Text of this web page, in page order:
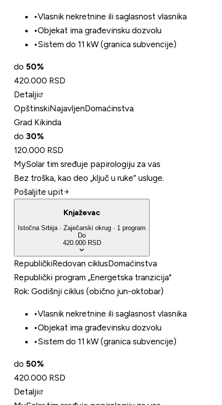
•Vlasnik nekretnine ili saglasnost vlasnika
•Objekat ima građevinsku dozvolu
•Sistem do 11 kW (granica subvencije)
do 50%
420.000 RSD
Detalji
OpštinskiNajavljenDomaćinstva
Grad Kikinda
do 30%
120.000 RSD
MySolar tim sređuje papirologiju za vas
Bez troška, kao deo „ključ u ruke” usluge.
Pošaljite upit
Knjaževac
Istočna Srbija· Zaječarski okrug · 1 program
Do
420.000 RSD
RepubličkiRedovan ciklusDomaćinstva
Republički program „Energetska tranzicija"
Rok: Godišnji ciklus (obično jun-oktobar)
•Vlasnik nekretnine ili saglasnost vlasnika
•Objekat ima građevinsku dozvolu
•Sistem do 11 kW (granica subvencije)
do 50%
420.000 RSD
Detalji